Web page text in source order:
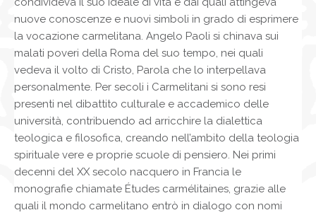
nuove conoscenze e nuovi simboli in grado di esprimere
la vocazione carmelitana. Angelo Paoli si chinava sui
malati poveri della Roma del suo tempo, nei quali
vedeva il volto di Cristo, Parola che lo interpellava
personalmente. Per secoli i Carmelitani si sono resi
presenti nel dibattito culturale e accademico delle
università, contribuendo ad arricchire la dialettica
teologica e filosofica, creando nell’ambito della teologia
spirituale vere e proprie scuole di pensiero. Nei primi
decenni del XX secolo nacquero in Francia le
monografie chiamate Études carmélitaines, grazie alle
quali il mondo carmelitano entrò in dialogo con nomi